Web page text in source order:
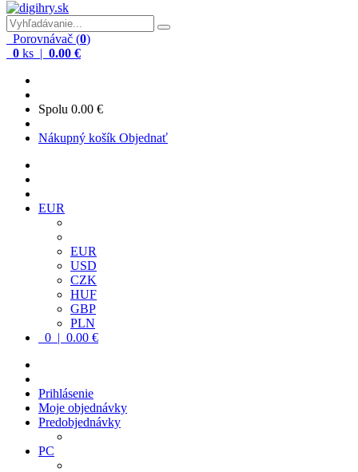
Porovnávač (0)
0 ks | 0.00 €
Spolu 0.00 €
Nákupný košík Objednať
EUR
EUR
USD
CZK
HUF
GBP
PLN
0 | 0.00 €
Prihlásenie
Moje objednávky
Predobjednávky
PC